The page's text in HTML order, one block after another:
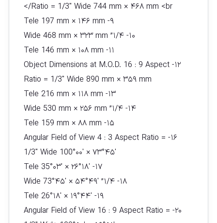
Ratio = 1/3″ Wide 744 mm × ۴۶۸ mm <br/>
۹- Tele 197 mm × ۱۴۶ mm
۱۰- ۱/۴” Wide 468 mm × ۳۲۳ mm
۱۱- Tele 146 mm × ۱۰۸ mm
۱۲- Object Dimensions at M.O.D. 16 : 9 Aspect
Ratio = 1/3″ Wide 890 mm × ۳۵۹ mm
۱۳- Tele 216 mm × ۱۱۸ mm
۱۴- ۱/۴” Wide 530 mm × ۲۵۶ mm
۱۵- Tele 159 mm × ۸۸ mm
۱۶- Angular Field of View 4 : 3 Aspect Ratio =
1/3″ Wide 100°۰۰′ × ۷۳°۴۵′
۱۷- Tele 35°۰۳′ × ۲۶°۱۸′
۱۸- ۱/۴” Wide 73°۴۵′ × ۵۴°۴۹′
۱۹- Tele 26°۱۸′ × ۱۹°۴۴′
۲۰- Angular Field of View 16 : 9 Aspect Ratio =